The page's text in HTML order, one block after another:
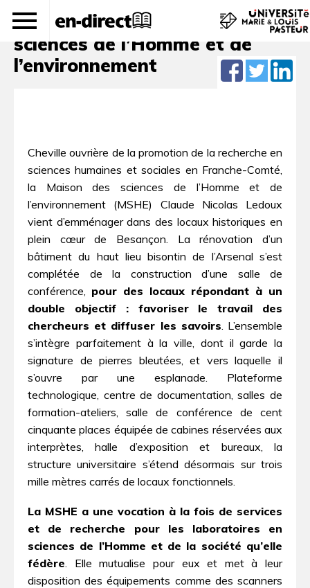
Une nouvelle maison pour les
sciences de l’Homme et de
l’environnement
Cheville ouvrière de la promotion de la recherche en
sciences humaines et sociales en Franche-Comté,
la Maison des sciences de l’Homme et de
l’environnement (MSHE) Claude Nicolas Ledoux
vient d’emménager dans des locaux historiques en
plein cœur de Besançon. La rénovation d’un
bâtiment du haut lieu bisontin de l’Arsenal s’est
complétée de la construction d’une salle de
conférence, pour des locaux répondant à un
double objectif : favoriser le travail des
chercheurs et diffuser les savoirs. L’ensemble
s’intègre parfaitement à la ville, dont il garde la
signature de pierres bleutées, et vers laquelle il
s’ouvre par une esplanade. Plateforme
technologique, centre de documentation, salles de
formation-ateliers, salle de conférence de cent
cinquante places équipée de cabines réservées aux
interprètes, halle d’exposition et bureaux, la
structure universitaire s’étend désormais sur trois
mille mètres carrés de locaux fonctionnels.
La MSHE a une vocation à la fois de services
et de recherche pour les laboratoires en
sciences de l’Homme et de la société qu’elle
fédère . Elle mutualise pour eux et met à leur
disposition des équipements comme des scanners